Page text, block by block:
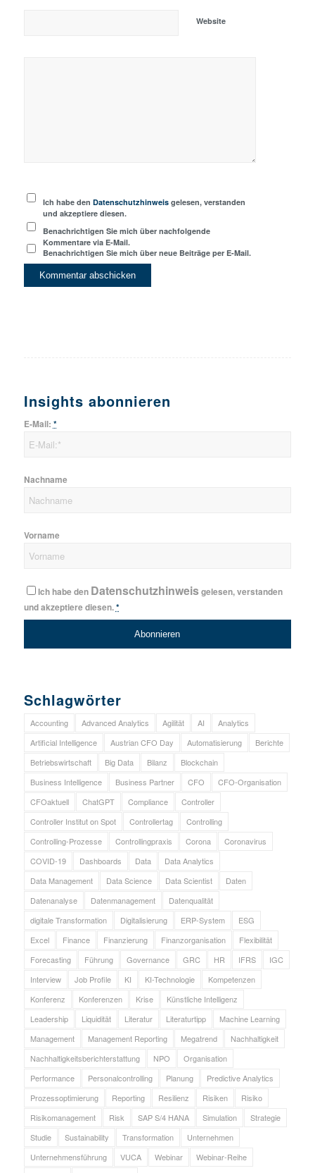
Website
Ich habe denDatenschutzhinweis gelesen, verstanden
und akzeptiere diesen.
Benachrichtigen Sie mich über nachfolgende
Kommentare via E-Mail.
Benachrichtigen Sie mich über neue Beiträge per E-Mail.
Insights abonnieren
E-Mail: *
Nachname
Vorname
Ich habe den Datenschutzhinweisgelesen, verstanden
und akzeptiere diesen.*
Schlagwörter
Accounting Advanced Analytics Agilität AI
Analytics
Artificial Intelligence
Austrian CFO Day Automatisierung
Berichte
Betriebswirtschaft
Big Data Bilanz
Blockchain
Business Intelligence
Business Partner CFO
CFO-Organisation
CFOaktuell
ChatGPT Compliance
Controller
Controller Institut on Spot
Controllertag
Controlling
Controlling-Prozesse
Controllingpraxis Corona
Coronavirus
COVID-19
Dashboards Data
Data Analytics
Data Management
Data Science Data Scientist
Daten
Datenanalyse
Datenmanagement
Datenqualität
digitale Transformation
Digitalisierung ERP-System
ESG
Excel
Finance Finanzierung Finanzorganisation
Flexibilität
Forecasting
Führung Governance GRC HR IFRS
IGC
Interview
Job Profile KI KI-Technologie
Kompetenzen
Konferenz
Konferenzen Krise
Künstliche Intelligenz
Leadership
Liquidität Literatur Literaturtipp
Machine Learning
Management
Management Reporting Megatrend
Nachhaltigkeit
Nachhaltigkeitsberichterstattung
NPO
Organisation
Performance
Personalcontrolling Planung
Predictive Analytics
Prozessoptimierung
Reporting Resilienz Risiken
Risiko
Risikomanagement
Risk SAP S/4 HANA Simulation
Strategie
Studie
Sustainability Transformation
Unternehmen
Unternehmensführung
VUCA Webinar
Webinar-Reihe